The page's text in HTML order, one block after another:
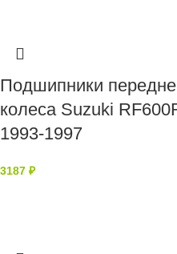
Подшипники
колеса Suzuki
1993-1997
3187 ₽